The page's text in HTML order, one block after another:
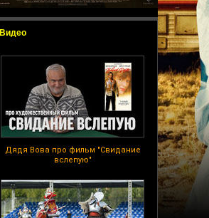
Видео
Дядя Вова про фильм "Свидание
вслепую"